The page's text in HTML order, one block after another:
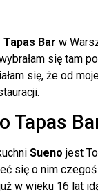
Tapas Bar w
się tam
się, że od
Tapas
Sueno jest
się o nim czegoś
w wieku 16 lat